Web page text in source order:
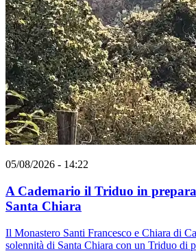
05/08/2026 - 14:22
A Cademario il Triduo in
Santa Chiara
Il Monastero Santi Francesco e Chiara di
solennità di Santa Chiara con un Triduo di